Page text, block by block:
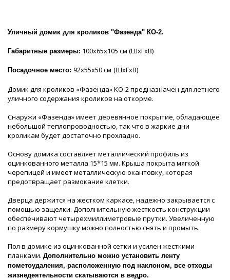
Уличный домик для кроликов "Фазенда" КО-2.
Габаритные размеры: 100х65х105 см (ШхГхВ)
Посадочное место: 92х55х50 см (ШхГхВ)
Домик для кроликов «Фазенда» КО-2 предназначен для летнего
уличного содержания кроликов на откорме.
Снаружи «Фазенда» имеет деревянное покрытие, обладающее
небольшой теплопроводностью, так что в жаркие дни
кроликам будет достаточно прохладно.
Основу домика составляет металлический профиль из
оцинкованного металла 15*15 мм. Крыша покрыта мягкой
черепицей и имеет металлическую окантовку, которая
предотвращает размокание клетки.
Дверца держится на жестком каркасе, надежно закрывается с
помощью защелки. Дополнительную жесткость конструкции
обеспечивают четырехмиллиметровые прутки. Увеличенную
по размеру кормушку можно полностью снять и промыть.
Пол в домике из оцинкованной сетки и усилен жесткими
планками. Дополнительно можно установить ленту
пометоудаления, расположенную под наклоном, все отходы
жизнедеятельности скатываются в ведро.